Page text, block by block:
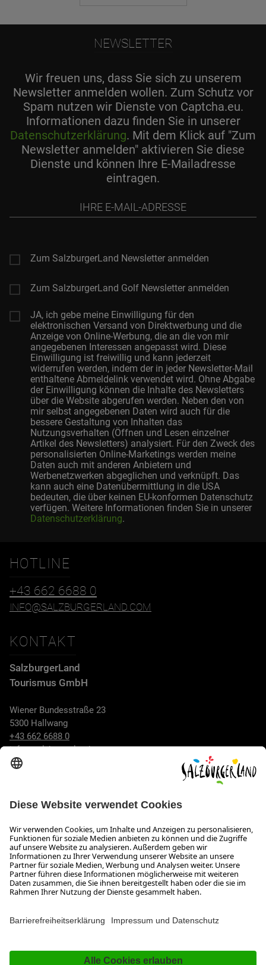
NEWSLETTER
Wir freuen uns, dass Sie sich zu unserem
Newsletter anmelden wollen. Zum Schutz vor
Spam nutzen wir Dienste von Captcha.eu.
Informationen dazu finden Sie in unserer
Datenschutzerklärung. Mit dem Klick auf "Zum
Newsletter anmelden" aktivieren Sie diese
Dienste und können Ihre E-Mailadresse
eintragen.
Mail-
Zum SalzburgerLand Newsletter anmelden
Zum SalzburgerLand Golf Newsletter anmelden
JA, ich gebe meine Einwilligung für den
elektronischen Versand von Direktwerbung und die
Anzeige von Online-Werbung, die an die von mir
angegebenen Interessen angepasst wird. Diese
Einwilligung ist freiwillig und kann jederzeit
widerrufen werden, indem der in jeder Newsletter-Mail
enthaltene Abmeldelink verwendet wird. Ohne Abgabe
der Einwilligung können die Inhalte des Newsletters
über die Website abgerufen werden. Neben den von
mir selbst angegebenen Daten wird auch für die
bessere Gestaltung von Inhalten das
Nutzungsverhalten (Öffnen und Lesen einzelner
Artikel des Newsletters) analysiert. Für den Zweck des
personalisierten Online-Marketings werden meine
Daten auch mit anderen Anbietern und
Werbenetzwerken abgeglichen und verknüpft. Das
kann auch eine Datenübermittlung in die USA
bedeuten, die über keinen EU-konformen Datenschutz
verfügen. Weitere Informationen finden Sie in unserer
Datenschutzerklärung.
HOTLINE
+43 662 6688 0
INFO@SALZBURGERLAND.COM
KONTAKT
SalzburgerLand
Tourismus GmbH
Wiener Bundesstraße 23
5300 Hallwang
+43 662 6688 0
info@salzburgerland.com
Wir freuen uns auf Ihre Anfrage!
Gerne stehen wir Ihnen von Montag bis Donnerstag von 08:00
bis 17:30 Uhr und am Freitag von 08:00 bis 17:00 Uhr zur
Verfügung.
Das Unternehmen Jobs Meeting- und Kongresslocations